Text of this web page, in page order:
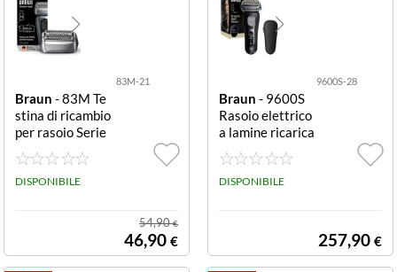
83M-21
Braun - 83M Te
stina di ricambio
per rasoio Serie
s 8 LAME DI RI
CAMBIO SERIE
8
DISPONIBILE
54,90€
46,90 €
9600S-28
Braun - 9600S
Rasoio elettrico
a lamine ricarica
bile Nero RASOI
O RIC. SERIE 9
5+1 TECNOLO
DISPONIBILE
257,90 €